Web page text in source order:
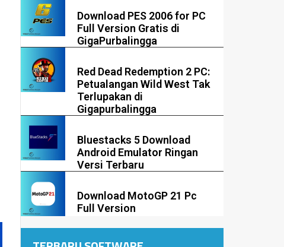
Download PES 2006 for PC
Full Version Gratis di
GigaPurbalingga
Red Dead Redemption 2 PC:
Petualangan Wild West Tak
Terlupakan di
Gigapurbalingga
Bluestacks 5 Download
Android Emulator Ringan
Versi Terbaru
Download MotoGP 21 Pc
Full Version